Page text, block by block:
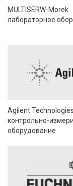
MULTISERW-Morek
лабораторное
Agilent
контрольно-
оборудование